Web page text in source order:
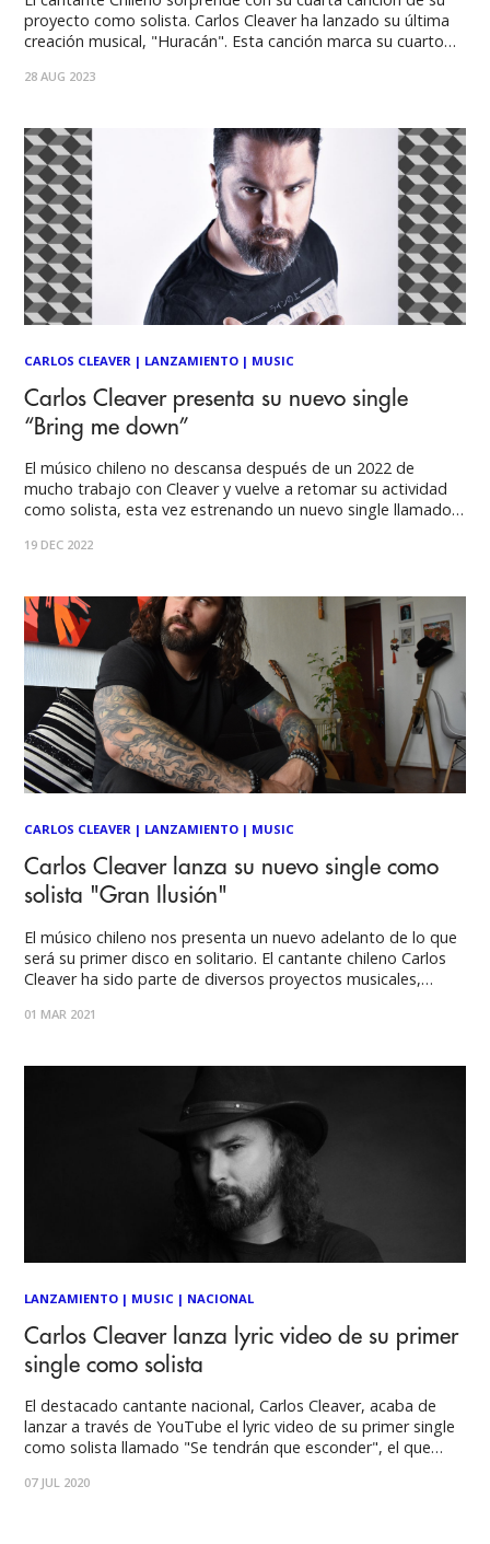
proyecto como solista. Carlos Cleaver ha lanzado su última
creación musical, "Huracán". Esta canción marca su cuarto
vida durante la pandemia. Impregnado de diversas
28 AUG 2023
CARLOS CLEAVER | LANZAMIENTO | MUSIC
Carlos Cleaver presenta su nuevo single
“Bring me down”
El músico chileno no descansa después de un 2022 de
mucho trabajo con Cleaver y vuelve a retomar su actividad
como solista, esta vez estrenando un nuevo single llamado
single en solitario, el cantante nos comenta que “Fue cuando
19 DEC 2022
CARLOS CLEAVER | LANZAMIENTO | MUSIC
Carlos Cleaver lanza su nuevo single como
solista "Gran Ilusión"
El músico chileno nos presenta un nuevo adelanto de lo que
será su primer disco en solitario. El cantante chileno Carlos
Cleaver ha sido parte de diversos proyectos musicales,
rock con el que ha publicado dos álbumes larga duración y
01 MAR 2021
LANZAMIENTO | MUSIC | NACIONAL
Carlos Cleaver lanza lyric video de su primer
single como solista
El destacado cantante nacional, Carlos Cleaver, acaba de
lanzar a través de YouTube el lyric video de su primer single
como solista llamado "Se tendrán que esconder", el que
esconder es un llamado a la unión de las personas
07 JUL 2020